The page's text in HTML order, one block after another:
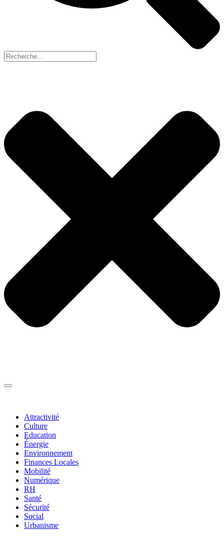
Attractivité
Culture
Education
Énergie
Environnement
Finances Locales
Mobilité
Numérique
RH
Santé
Sécurité
Social
Urbanisme